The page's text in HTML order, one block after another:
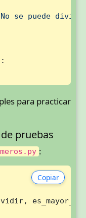
se puede
para practicar
pruebas
:
Copiar